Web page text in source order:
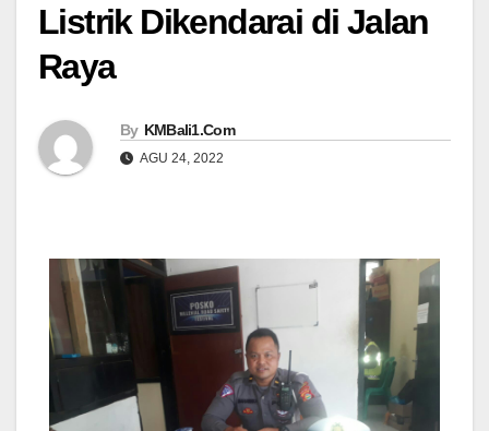
Listrik Dikendarai di Jalan
Raya
By KMBali1.Com
AGU 24, 2022